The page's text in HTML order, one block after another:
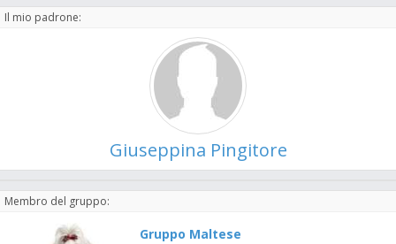
Il mio padrone:
Giuseppina Pingitore
Membro del gruppo:
Gruppo Maltese